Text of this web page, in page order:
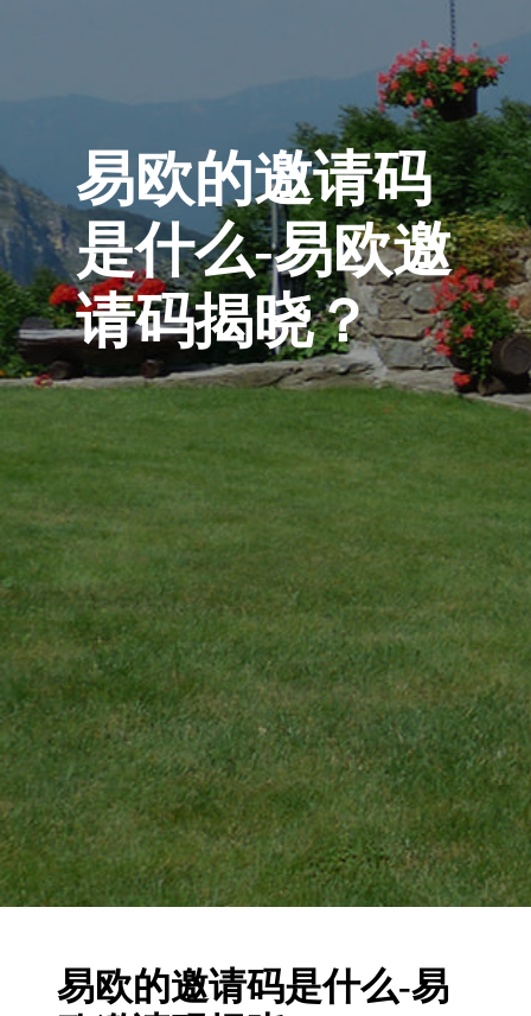
易欧的邀请码
是什么-易欧邀
请码揭晓？
易欧的邀请码是什么-易